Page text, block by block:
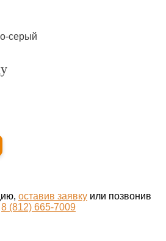
серый
оставив заявку или позвонив
8 (812) 665-7009